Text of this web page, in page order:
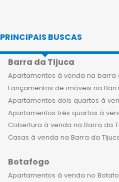
PRINCIPAIS BUSCAS
Barra da Tijuca
Apartamentos à venda na barra
Lançamentos de imóveis na
Apartamentos dois quartos à
Apartamentos três quartos à
Cobertura à venda na Barra da
Casas à venda na Barra da
Botafogo
Apartamentos à venda no